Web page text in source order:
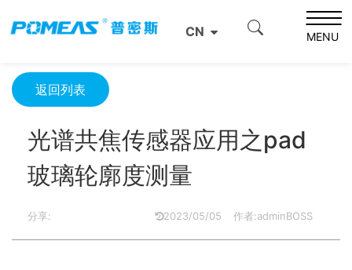
CN MENU
光谱共焦传感器应用之pad玻璃轮廓度测量
返回列表
光谱共焦传感器应用之pad
玻璃轮廓度测量
分享: 2023/05/05 作者:adminBOSS